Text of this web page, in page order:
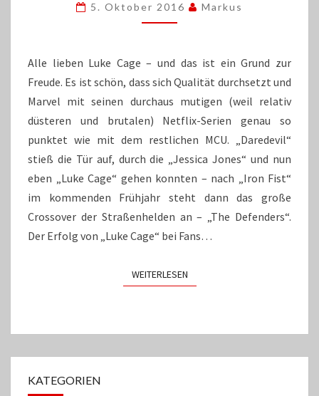
WIE
KUGELSICHER
LUKE
5. Oktober 2016 Markus
Alle lieben Luke Cage – und das ist ein Grund zur
Freude. Es ist schön, dass sich Qualität durchsetzt und
Marvel mit seinen durchaus mutigen (weil relativ
düsteren und brutalen) Netflix-Serien genau so
punktet wie mit dem restlichen MCU. „Daredevil“
stieß die Tür auf, durch die „Jessica Jones“ und nun
eben „Luke Cage“ gehen konnten – nach „Iron Fist“
im kommenden Frühjahr steht dann das große
Crossover der Straßenhelden an – „The Defenders“.
Der Erfolg von „Luke Cage“ bei Fans…
WEITERLESENWEITERLESEN
KATEGORIEN